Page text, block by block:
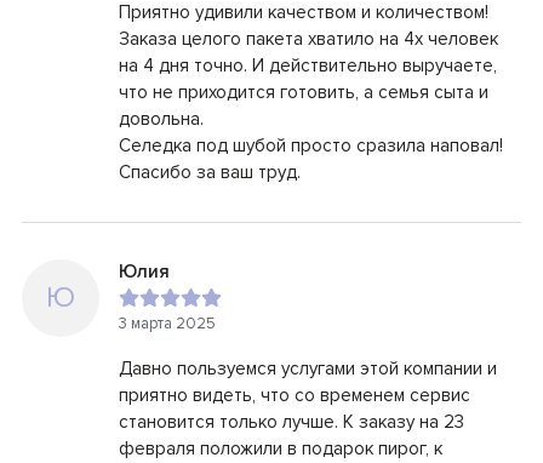
Приятно удивили качеством и количеством!
Заказа целого пакета хватило на 4х человек
на 4 дня точно. И действительно выручаете,
что не приходится готовить, а семья сыта и
довольна.
Селедка под шубой просто сразила наповал!
Спасибо за ваш труд.
Ю
Юлия
3 марта 2025
Давно пользуемся услугами этой компании и
приятно видеть, что со временем сервис
становится только лучше. К заказу на 23
февраля положили в подарок пирог, к